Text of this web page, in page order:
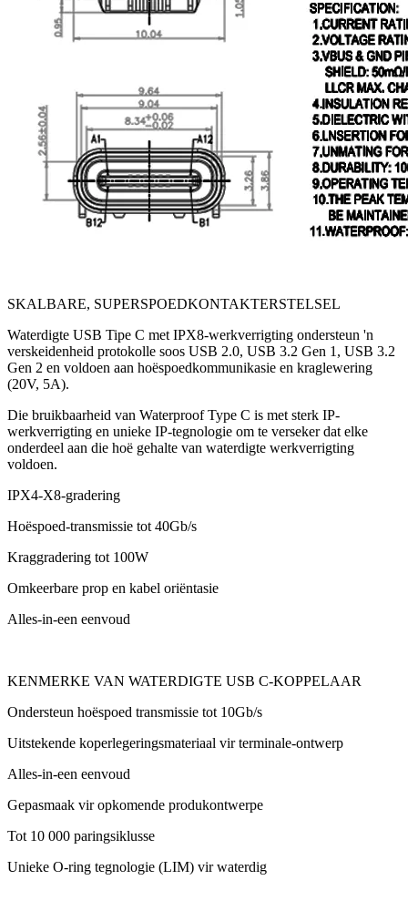
SKALBARE, SUPERSPOEDKONTAKTERSTELSEL
Waterdigte USB Tipe C met IPX8-werkverrigting ondersteun 'n
verskeidenheid protokolle soos USB 2.0, USB 3.2 Gen 1, USB 3.2
Gen 2 en voldoen aan hoëspoedkommunikasie en kraglewering
(20V, 5A).
Die bruikbaarheid van Waterproof Type C is met sterk IP-
werkverrigting en unieke IP-tegnologie om te verseker dat elke
onderdeel aan die hoë gehalte van waterdigte werkverrigting
voldoen.
IPX4-X8-gradering
Hoëspoed-transmissie tot 40Gb/s
Kraggradering tot 100W
Omkeerbare prop en kabel oriëntasie
Alles-in-een eenvoud
KENMERKE VAN WATERDIGTE USB C-KOPPELAAR
Ondersteun hoëspoed transmissie tot 10Gb/s
Uitstekende koperlegeringsmateriaal vir terminale-ontwerp
Alles-in-een eenvoud
Gepasmaak vir opkomende produkontwerpe
Tot 10 000 paringsiklusse
Unieke O-ring tegnologie (LIM) vir waterdig